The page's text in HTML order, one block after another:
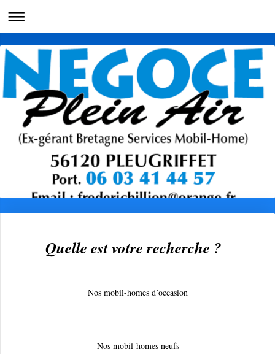
Quelle est votre recherche ?
Nos mobil-homes d’occasion
Nos mobil-homes neufs